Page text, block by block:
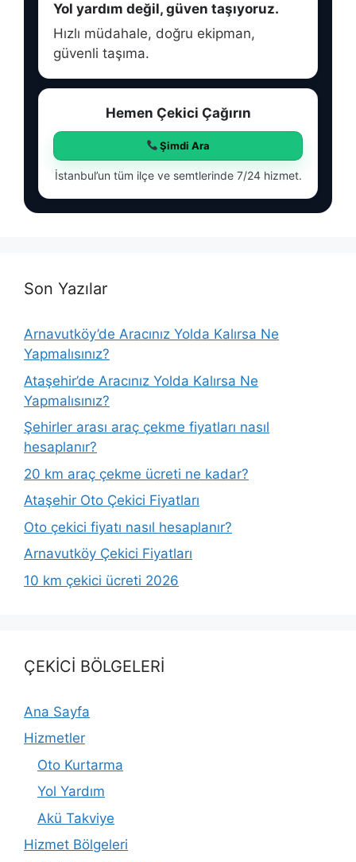
Yol yardım değil, güven taşıyoruz.
Hızlı müdahale, doğru ekipman,
güvenli taşıma.
Hemen Çekici Çağırın
Şimdi Ara
İstanbul’un tüm ilçe ve semtlerinde 7/24 hizmet.
Son Yazılar
Arnavutköy’de Aracınız Yolda Kalırsa Ne
Yapmalısınız?
Ataşehir’de Aracınız Yolda Kalırsa Ne
Yapmalısınız?
Şehirler arası araç çekme fiyatları nasıl
hesaplanır?
20 km araç çekme ücreti ne kadar?
Ataşehir Oto Çekici Fiyatları
Oto çekici fiyatı nasıl hesaplanır?
Arnavutköy Çekici Fiyatları
10 km çekici ücreti 2026
ÇEKİCİ BÖLGELERİ
Ana Sayfa
Hizmetler
Oto Kurtarma
Yol Yardım
Akü Takviye
Hizmet Bölgeleri